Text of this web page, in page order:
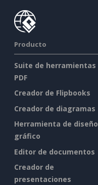
Producto
Suite de herramientas
PDF
Creador de Flipbooks
Creador de diagramas
Herramienta de diseño
gráfico
Editor de documentos
Creador de
presentaciones